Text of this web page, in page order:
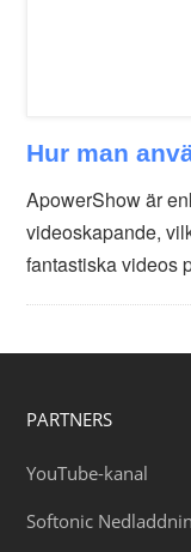
Hur man
ApowerShow är
videoskapande,
fantastiska videos
PARTNERS
YouTube-kanal
Softonic